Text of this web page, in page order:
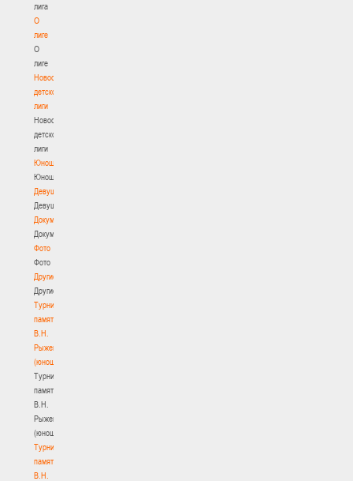
лига
О
лиге
О
лиге
Новости
детской
лиги
Новости
детской
лиги
Юноши
Юноши
Девушки
Девушки
Документы
Документы
Фото
Фото
Другие
Другие
Турнир
памяти
В.Н.
Рыженкова
(юноши)
Турнир
памяти
В.Н.
Рыженкова
(юноши)
Турнир
памяти
В.Н.